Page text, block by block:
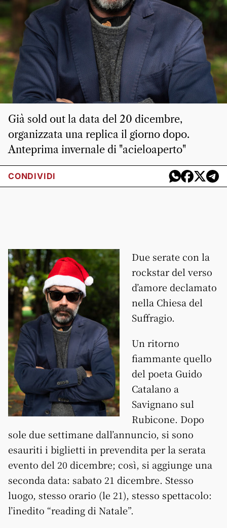
Già sold out la data del 20 dicembre,
organizzata una replica il giorno dopo.
Anteprima invernale di "acieloaperto"
CONDIVIDI
Due serate con la
rockstar del verso
d’amore declamato
nella Chiesa del
Suffragio.
Un ritorno
fiammante quello
del poeta Guido
Catalano a
Savignano sul
Rubicone. Dopo
sole due settimane dall’annuncio, si sono
esauriti i biglietti in prevendita per la serata
evento del 20 dicembre; così, si aggiunge una
seconda data: sabato 21 dicembre. Stesso
luogo, stesso orario (le 21), stesso spettacolo:
l’inedito “reading di Natale”.